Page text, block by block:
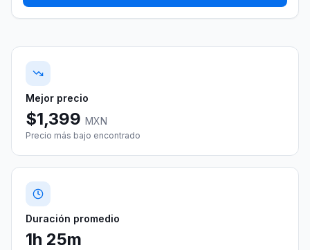
Mejor precio
$1,399 MXN
Precio más bajo encontrado
Duración promedio
1h 25m